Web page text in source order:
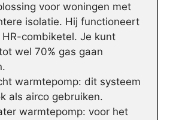
voor woningen met
isolatie. Hij functioneert
combiketel. Je kunt
wel 70% gas gaan
warmtepomp: dit systeem
als airco gebruiken.
warmtepomp: voor het